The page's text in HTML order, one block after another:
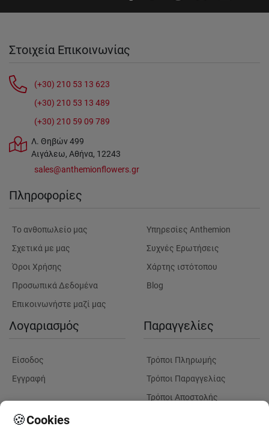
Στοιχεία Επικοινωνίας
(+30) 210 53 13 623
(+30) 210 53 13 489
(+30) 210 59 09 789
Λ. Θηβών 499
Αιγάλεω, Αθήνα, 12243
sales@anthemionflowers.gr
Πληροφορίες
Tο ανθοπωλείο μας
Σχετικά με μας
Όροι Χρήσης
Προσωπικά Δεδομένα
Επικοινωνήστε μαζί μας
Υπηρεσίες Anthemion
Συχνές Ερωτήσεις
Χάρτης ιστότοπου
Blog
Λογαριασμός
Είσοδος
Εγγραφή
Λουλούδια
Παραγγελίες
Τρόποι Πληρωμής
Τρόποι Παραγγελίας
Τρόποι Αποστολής
🍪Cookies